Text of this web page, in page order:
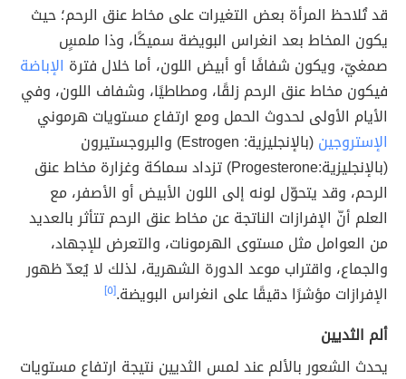
قد تُلاحظ المرأة بعض التغيرات على مخاط عنق الرحم؛ حيث
يكون المخاط بعد انغراس البويضة سميكًا، وذا ملمسٍ
صمغيّ، ويكون شفافًا أو أبيض اللون، أما خلال فترة الإباضة
فيكون مخاط عنق الرحم زلقًا، ومطاطيًا، وشفاف اللون، وفي
الأيام الأولى لحدوث الحمل ومع ارتفاع مستويات هرموني
الإستروجين
(بالإنجليزية: Estrogen) والبروجستيرون
(بالإنجليزية:Progesterone) تزداد سماكة وغزارة مخاط عنق
الرحم، وقد يتحوّل لونه إلى اللون الأبيض أو الأصفر، مع
العلم أنّ الإفرازات الناتجة عن مخاط عنق الرحم تتأثر بالعديد
من العوامل مثل مستوى الهرمونات، والتعرض للإجهاد،
والجماع، واقتراب موعد الدورة الشهرية، لذلك لا يُعدّ ظهور
الإفرازات مؤشرًا دقيقًا على انغراس البويضة.[٥]
ألم الثديين
يحدث الشعور بالألم عند لمس الثديين نتيجة ارتفاع مستويات